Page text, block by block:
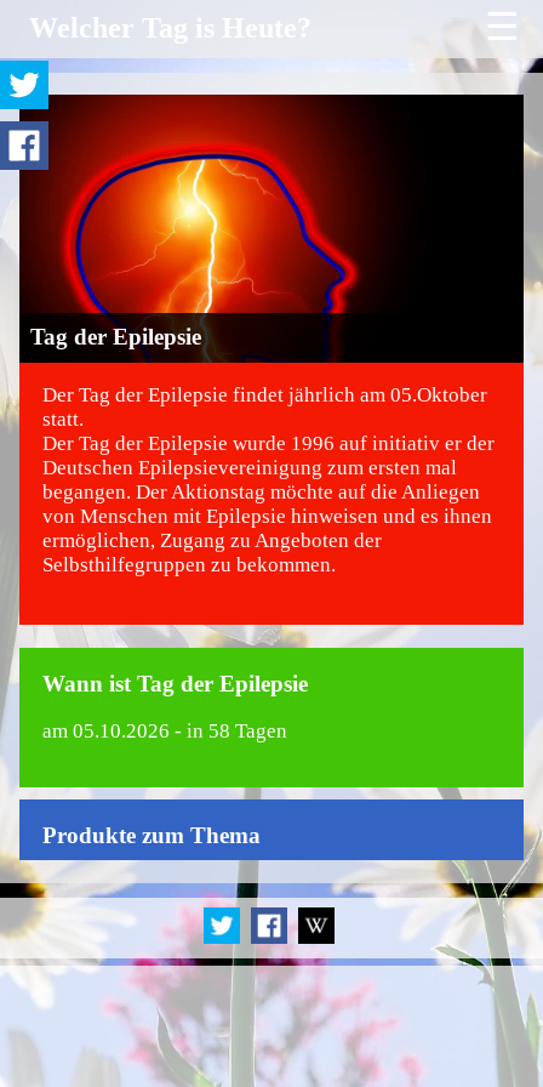
Welcher Tag is Heute? ☰
Tag der Epilepsie
©
Der Tag der Epilepsie findet jährlich am 05.Oktober
statt.
Der Tag der Epilepsie wurde 1996 auf initiativ er der
Deutschen Epilepsievereinigung zum ersten mal
begangen. Der Aktionstag möchte auf die Anliegen
von Menschen mit Epilepsie hinweisen und es ihnen
ermöglichen, Zugang zu Angeboten der
Selbsthilfegruppen zu bekommen.
Wann ist Tag der Epilepsie
am 05.10.2026 - in 58 Tagen
Produkte zum Thema